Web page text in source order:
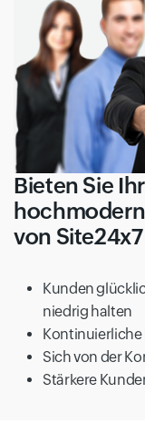
Bieten Sie
von
Kunden
niedrig halten
Sich von der
Stärkere